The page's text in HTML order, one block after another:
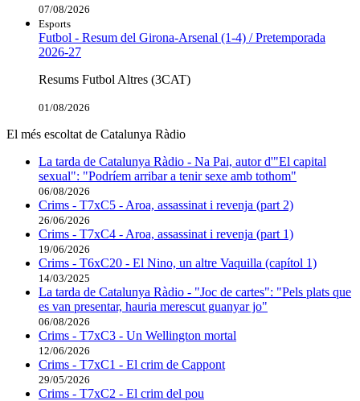
07/08/2026
Esports
Futbol - Resum del Girona-Arsenal (1-4) / Pretemporada
2026-27
Resums Futbol Altres (3CAT)
01/08/2026
El més escoltat de Catalunya Ràdio
La tarda de Catalunya Ràdio - Na Pai, autor d'"El capital
sexual": "Podríem arribar a tenir sexe amb tothom"
06/08/2026
Crims - T7xC5 - Aroa, assassinat i revenja (part 2)
26/06/2026
Crims - T7xC4 - Aroa, assassinat i revenja (part 1)
19/06/2026
Crims - T6xC20 - El Nino, un altre Vaquilla (capítol 1)
14/03/2025
La tarda de Catalunya Ràdio - "Joc de cartes": "Pels plats que
es van presentar, hauria merescut guanyar jo"
06/08/2026
Crims - T7xC3 - Un Wellington mortal
12/06/2026
Crims - T7xC1 - El crim de Cappont
29/05/2026
Crims - T7xC2 - El crim del pou